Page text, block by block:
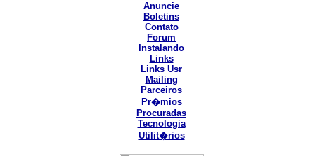
Anuncie
Boletins
Contato
Forum
Instalando
Links
Links Usr
Mailing
Parceiros
Pr�mios
Procuradas
Tecnologia
Utilit�rios